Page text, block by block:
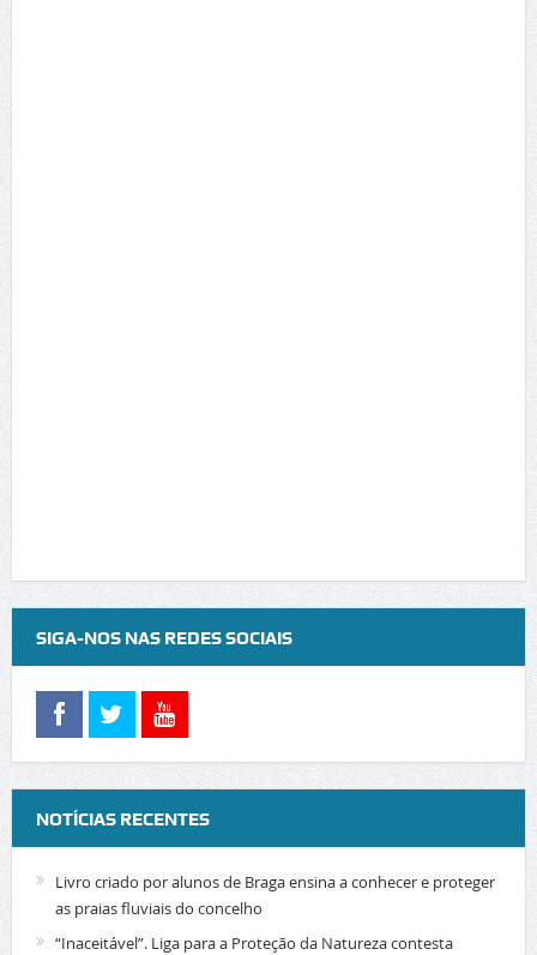
SIGA-NOS NAS REDES SOCIAIS
NOTÍCIAS RECENTES
Livro criado por alunos de Braga ensina a conhecer e proteger
as praias fluviais do concelho
“Inaceitável”. Liga para a Proteção da Natureza contesta